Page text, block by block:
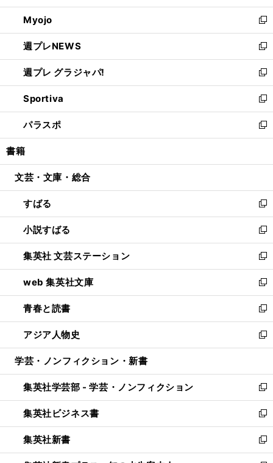
開
く
ウ
で
開
く
ン
ド
ウ
で
開
く
ウ
ィ
ン
ド
ウ
で
開
く
Myojo
新
し
い
ウ
ィ
ン
ド
ウ
で
開
週プレNEWS
新
し
い
ウ
ィ
ン
ド
ウ
開
週プレ グラジャパ!
新
し
い
ウ
ィ
ン
ウ
開
く
Sportiva
新
し
い
ウ
ン
ウ
で
開
く
パラスポ
新
し
ウ
ン
ド
ウ
で
開
く
書籍
文芸・文庫・総合
すばる
新
し
い
ウ
ィ
ン
ド
ウ
で
開
く
小説すばる
新
し
い
ウ
ィ
ン
ド
ウ
で
開
集英社 文芸ステーション
新
し
い
ウ
ィ
ン
ド
ウ
開
く
web 集英社文庫
新
し
い
ウ
ィ
ン
ウ
で
開
く
青春と読書
新
し
い
ウ
ン
ド
ウ
で
開
く
アジア人物史
新
し
ウ
ィ
ン
ド
ウ
で
開
学芸・ノンフィクション・新書
集英社学芸部 - 学芸・ノンフィクション
新
し
い
ウ
ィ
ン
集英社ビジネス書
新
し
い
ウ
集英社新書
新
し